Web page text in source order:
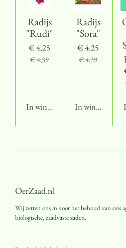
Radijs
"Rudi"
€ 4,25
€ 4,39
In winkelwagen
Radijs
"Sora"
€ 4,25
€ 4,39
In winkelwagen
OerZaad.nl
Wij zetten ons in voor het behoud van ons
biologische, zaadvaste zaden.